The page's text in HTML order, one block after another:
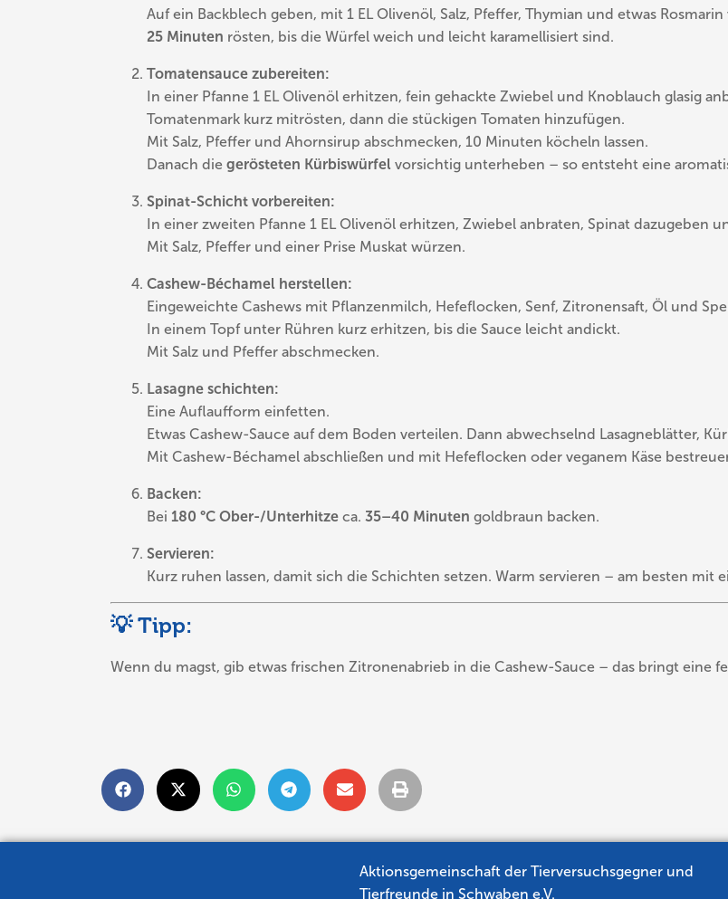
Auf ein Backblech geben, mit 1 EL Olivenöl, Salz, Pfeffer, Thymian und etwas
25 Minuten rösten, bis die Würfel weich und leicht karamellisiert sind.
Tomatensauce zubereiten:
In einer Pfanne 1 EL Olivenöl erhitzen, fein gehackte Zwiebel und Knoblauch glasig
Tomatenmark kurz mitrösten, dann die stückigen Tomaten hinzufügen.
Mit Salz, Pfeffer und Ahornsirup abschmecken, 10 Minuten köcheln lassen.
Danach die gerösteten Kürbiswürfel vorsichtig unterheben – so entsteht eine
Spinat-Schicht vorbereiten:
In einer zweiten Pfanne 1 EL Olivenöl erhitzen, Zwiebel anbraten, Spinat dazugeben
Mit Salz, Pfeffer und einer Prise Muskat würzen.
Cashew-Béchamel herstellen:
Eingeweichte Cashews mit Pflanzenmilch, Hefeflocken, Senf, Zitronensaft, Öl und
In einem Topf unter Rühren kurz erhitzen, bis die Sauce leicht andickt.
Mit Salz und Pfeffer abschmecken.
Lasagne schichten:
Eine Auflaufform einfetten.
Etwas Cashew-Sauce auf dem Boden verteilen. Dann abwechselnd Lasagneblätter,
Mit Cashew-Béchamel abschließen und mit Hefeflocken oder veganem Käse
Backen:
Bei 180 °C Ober-/Unterhitze ca. 35–40 Minuten goldbraun backen.
Servieren:
Kurz ruhen lassen, damit sich die Schichten setzen. Warm servieren – am besten mit
💡 Tipp:
Wenn du magst, gib etwas frischen Zitronenabrieb in die Cashew-Sauce – das bringt eine
Aktionsgemeinschaft der Tierversuchsgegner und
Tierfreunde in Schwaben e.V.